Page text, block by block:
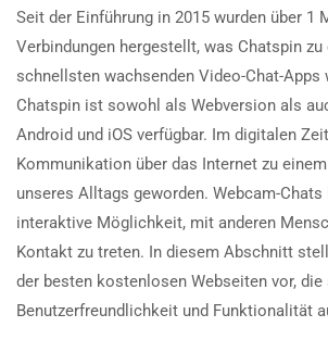
Seit der Einführung in 2015 wurden über 1
Verbindungen hergestellt, was Chatspin zu
schnellsten wachsenden Video-Chat-
Chatspin ist sowohl als Webversion als
Android und iOS verfügbar. Im digitalen
Kommunikation über das Internet zu
unseres Alltags geworden. Webcam-Chats
interaktive Möglichkeit, mit anderen
Kontakt zu treten. In diesem Abschnitt
der besten kostenlosen Webseiten vor,
Benutzerfreundlichkeit und Funktionalität